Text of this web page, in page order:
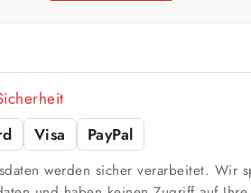
Farbig / dunkel
Anstriche empfohlen
und können je nach Untergrund und Werkzeug
Visa PayPal
werden sicher verarbeitet. Wir